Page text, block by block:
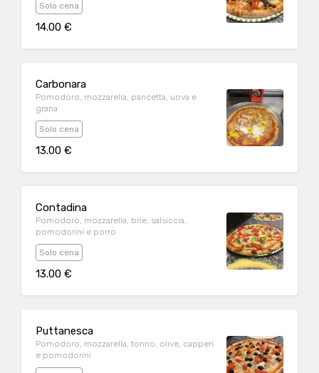
Solo cena
14.00 €
Carbonara
Pomodoro, mozzarella, pancetta, uova e
grana
Solo cena
13.00 €
Contadina
Pomodoro, mozzarella, brie, salsiccia,
pomodorini e porro
Solo cena
13.00 €
Puttanesca
Pomodoro, mozzarella, tonno, olive, capperi
e pomodorini